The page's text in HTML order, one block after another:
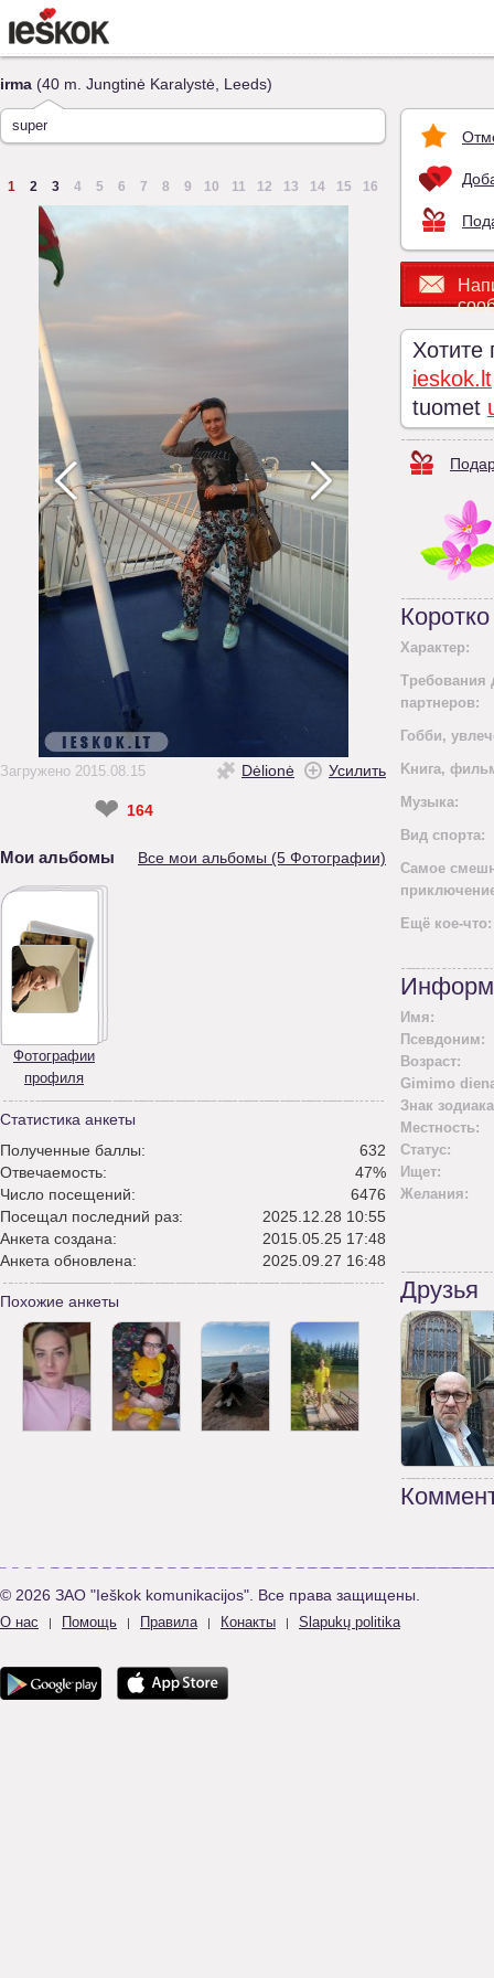
irma (40 m. Jungtinė Karalystė, Leeds)
super
1 2 3 4 5 6 7 8 9 10 11 12 13 14 15 16
Загружено 2015.08.15 Dėlionė Усилить
❤ 164
Мои альбомы Все мои альбомы (5 Фотографии)
Фотографии
профиля
Статистика анкеты
Полученные баллы:
632
Отвечаемость:
47%
Число посещений:
6476
Посещал последний раз:
2025.12.28 10:55
Анкета создана:
2015.05.25 17:48
Анкета обновлена:
2025.09.27 16:48
Похожие анкеты
Хотите
ieskok.lt
tuomet
Характер:
Требования
партнеров:
Гобби,
Kнига,
Mузыка:
Вид спорта:
Самое
Ещё кое-что:
Имя:
Псевдоним:
Возраст:
Gimimo
Знак
Местность:
Статус:
Ищет:
Желания:
Друзья
© 2026 ЗАО "Ieškok komunikacijos". Все права защищены.
О нас | Помощь | Правила | Конакты | Slapukų politika